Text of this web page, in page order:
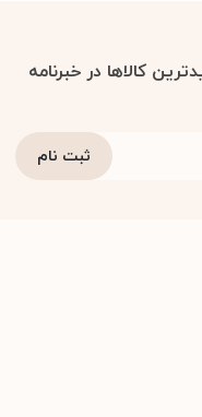
کالاها در خبرنامه